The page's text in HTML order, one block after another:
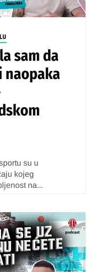
sam da
naopaka
su u
kojeg
na...